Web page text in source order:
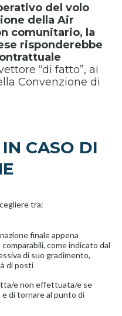
del volo
della Air
comunitario, la
risponderebbe
“di fatto”, ai
Convenzione di
IN CASO DI
tra:
finale appena
come indicato dal
di suo gradimento,
di posti
e non effettuata/e se
di tornare al punto di